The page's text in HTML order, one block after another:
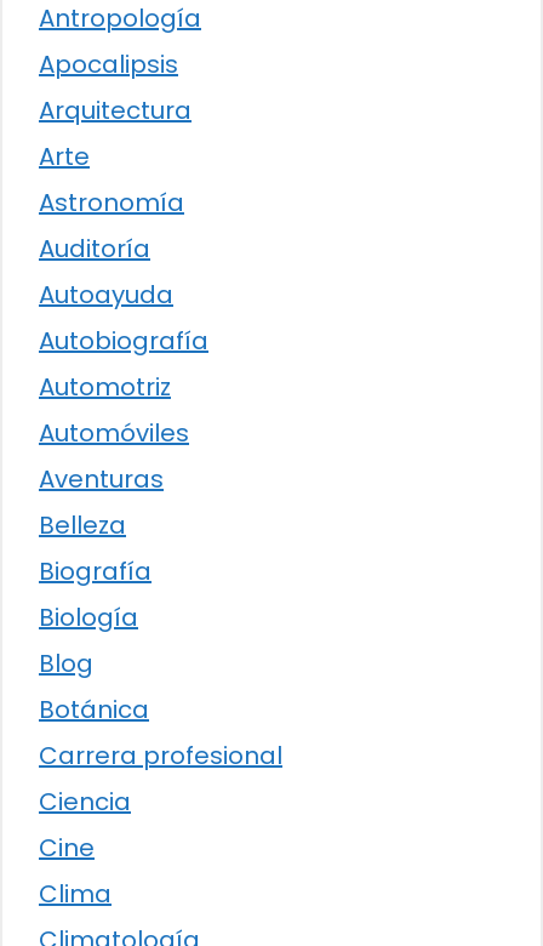
Antropología
Apocalipsis
Arquitectura
Arte
Astronomía
Auditoría
Autoayuda
Autobiografía
Automotriz
Automóviles
Aventuras
Belleza
Biografía
Biología
Blog
Botánica
Carrera profesional
Ciencia
Cine
Clima